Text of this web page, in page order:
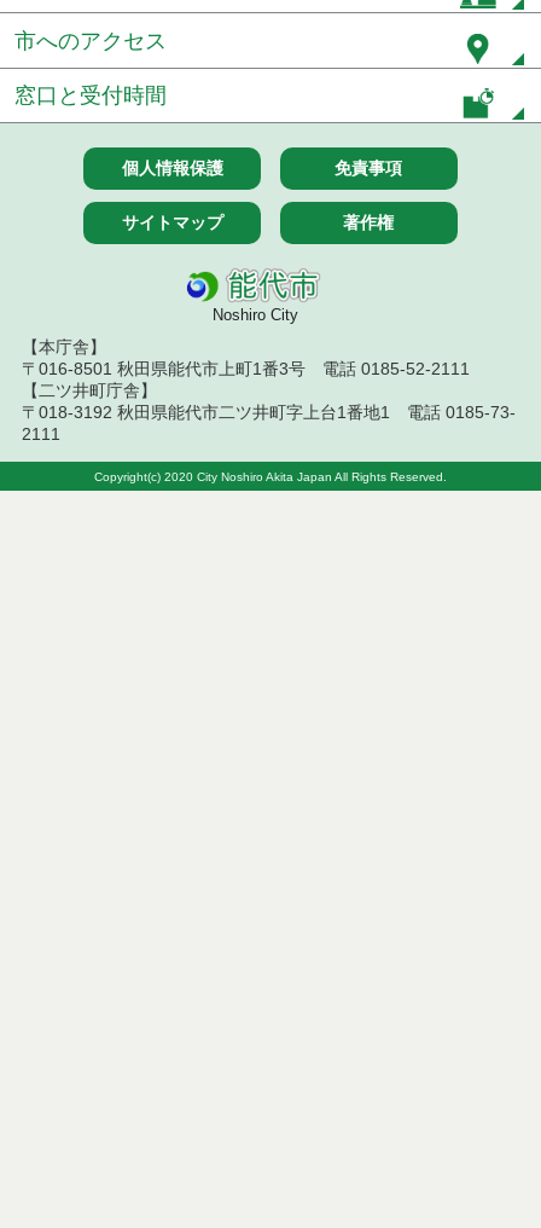
結果
令和７年１２月１８日執行 物品（公開調達）見積
令和７年１２月１１日執行 物品（公開調達）見積
徴取結果
令和７年１２月４日執行 物品（公開調達）見積徴
令和７年１１月２８日執行 物品（公開調達）見積
令和７年１０月２３日執行 物品（公開調達）見積
徴取結果
市へのアクセス
窓口と受付時間
個人情報保護 免責事項
サイトマップ 著作権
Noshiro City
【本庁舎】
〒016-8501 秋田県能代市上町1番3号 電話 0185-52-2111
【二ツ井町庁舎】
〒018-3192 秋田県能代市二ツ井町字上台1番地1 電話 0185-73-
2111
Copyright(c) 2020 City Noshiro Akita Japan All Rights Reserved.